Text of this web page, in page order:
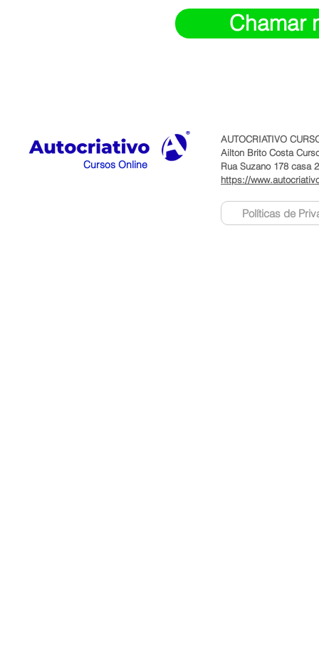
Chamar
Cursos Online
AUTOCRIATIVO
Ailton Brito Costa
Rua Suzano 178 casa
https://
Políticas de